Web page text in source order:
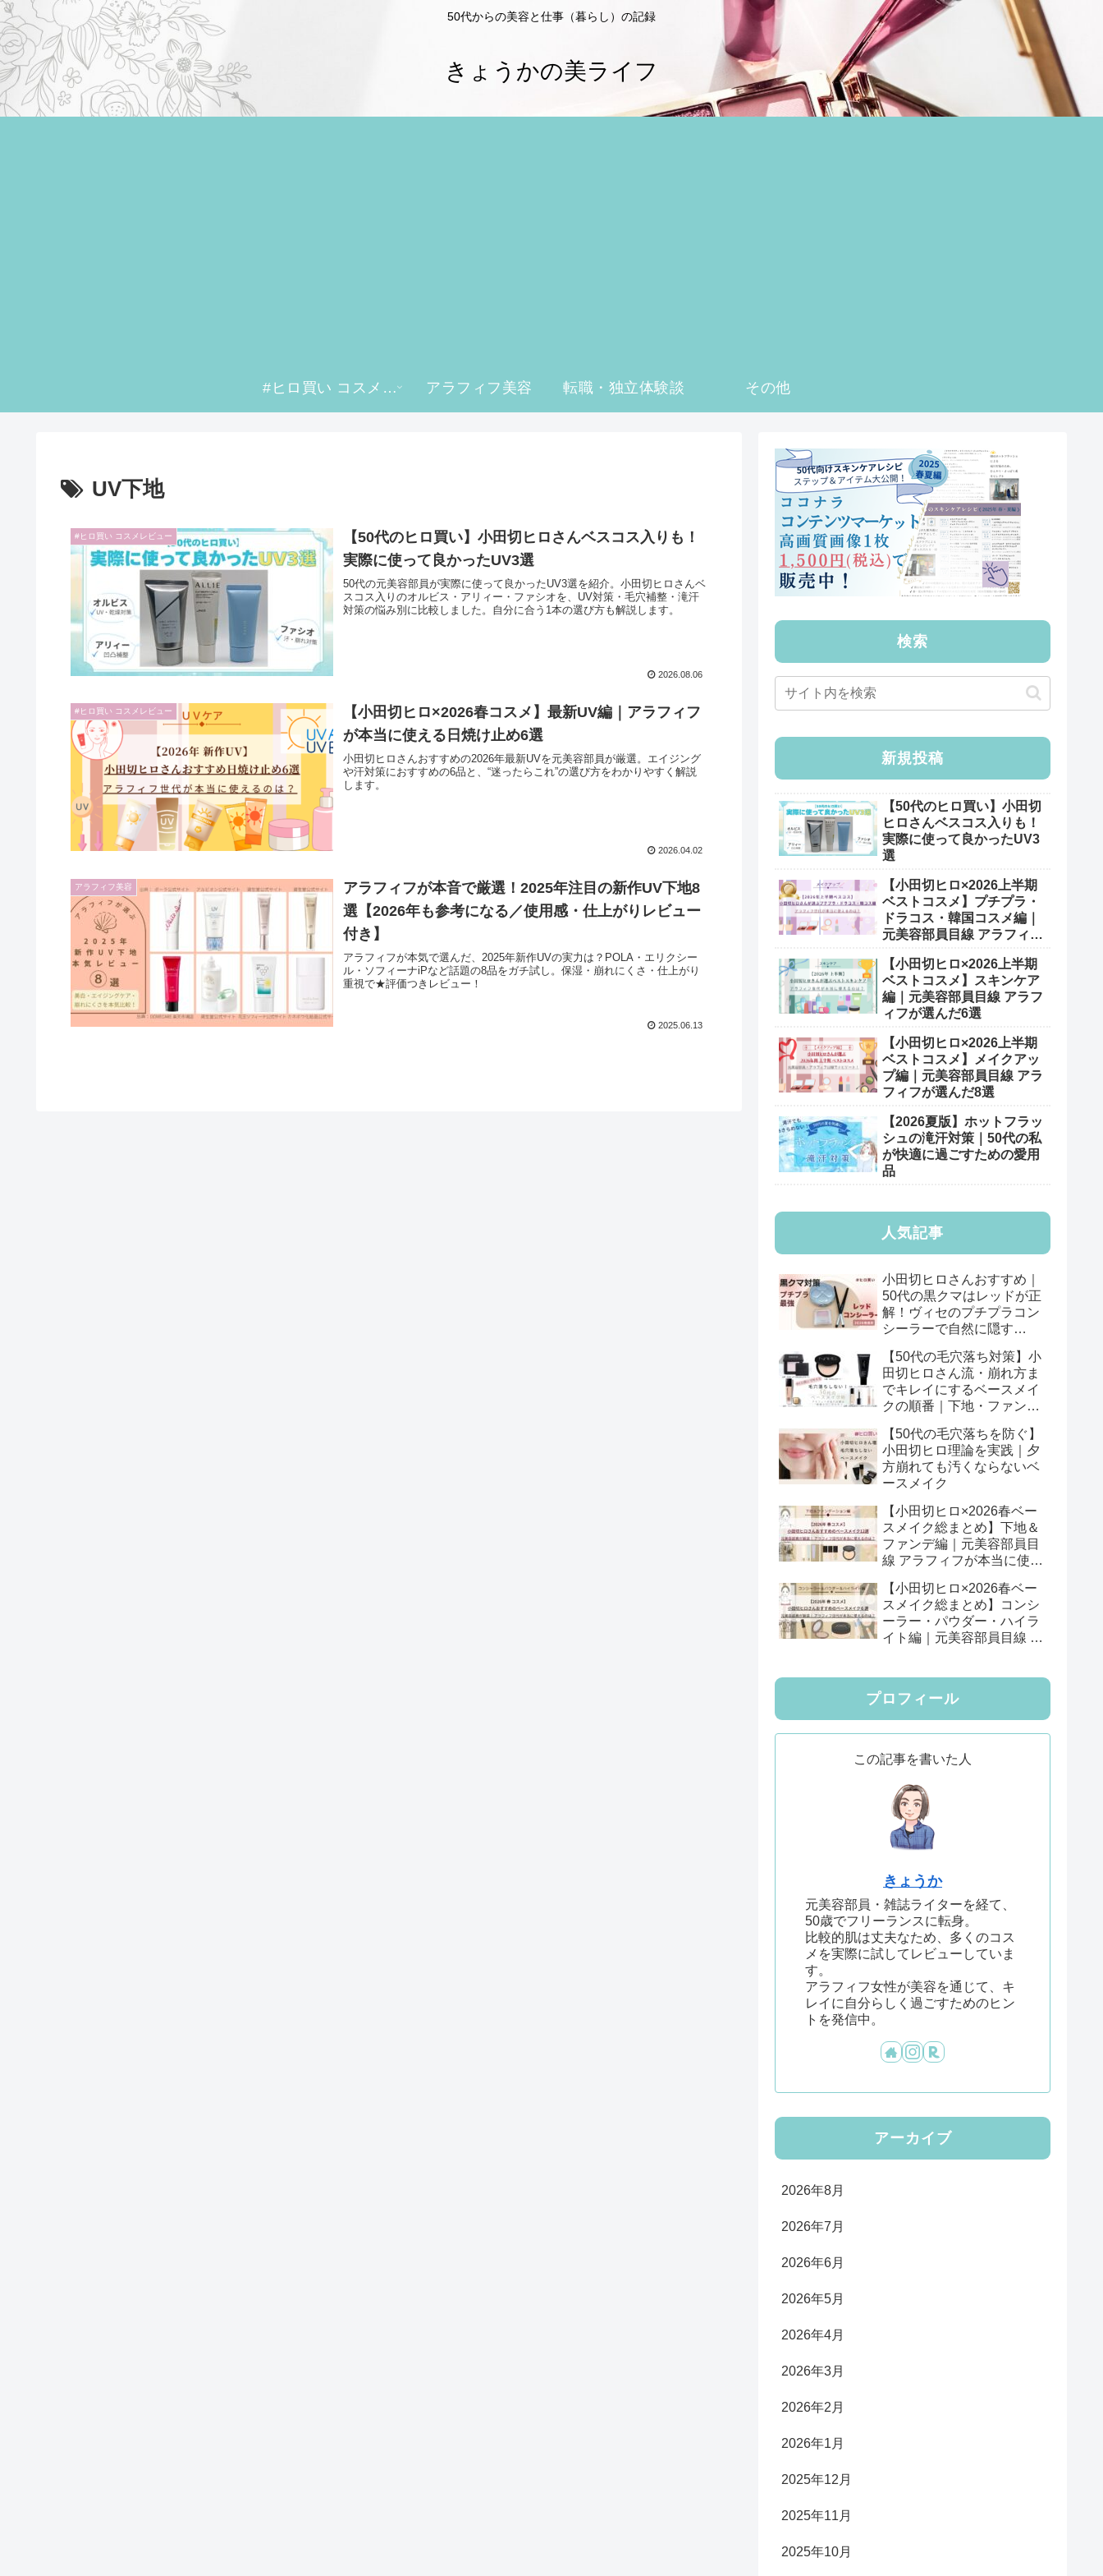
50代からの美容と仕事（暮らし）の記録
きょうかの美ライフ
#ヒロ買い コスメレビュー アラフィフ美容 転職・独立体験談 その他
UV下地
#ヒロ買い コスメレビュー
【50代のヒロ買い】小田切ヒロさんベスコス入りも！
実際に使って良かったUV3選
50代の元美容部員が実際に使って良かったUV3選を紹介。小田切ヒロさんベ
スコス入りのオルビス・アリィー・ファシオを、UV対策・毛穴補整・滝汗
対策の悩み別に比較しました。自分に合う1本の選び方も解説します。
2026.08.06
#ヒロ買い コスメレビュー
【小田切ヒロ×2026春コスメ】最新UV編｜アラフィフ
が本当に使える日焼け止め6選
小田切ヒロさんおすすめの2026年最新UVを元美容部員が厳選。エイジング
や汗対策におすすめの6品と、“迷ったらこれ”の選び方をわかりやすく解説
します。
2026.04.02
アラフィフ美容
アラフィフが本音で厳選！2025年注目の新作UV下地8
選【2026年も参考になる／使用感・仕上がりレビュー
付き】
アラフィフが本気で選んだ、2025年新作UVの実力は？POLA・エリクシー
ル・ソフィーナiPなど話題の8品をガチ試し。保湿・崩れにくさ・仕上がり
重視で★評価つきレビュー！
2025.06.13
検索
新規投稿
【50代のヒロ買い】小田切
ヒロさんベスコス入りも！
実際に使って良かったUV3
選
【小田切ヒロ×2026上半期
ベストコスメ】プチプラ・
ドラコス・韓国コスメ編｜
元美容部員目線 アラフィフ
【小田切ヒロ×2026上半期
ベストコスメ】スキンケア
編｜元美容部員目線 アラフ
ィフが選んだ6選
【小田切ヒロ×2026上半期
ベストコスメ】メイクアッ
プ編｜元美容部員目線 アラ
フィフが選んだ8選
【2026夏版】ホットフラッ
シュの滝汗対策｜50代の私
が快適に過ごすための愛用
品
人気記事
小田切ヒロさんおすすめ｜
50代の黒クマはレッドが正
解！ヴィセのプチプラコン
シーラーで自然に隠す
【50代の毛穴落ち対策】小
田切ヒロさん流・崩れ方ま
でキレイにするベースメイ
クの順番｜下地・ファン
【50代の毛穴落ちを防ぐ】
小田切ヒロ理論を実践｜夕
方崩れても汚くならないベ
ースメイク
【小田切ヒロ×2026春ベー
スメイク総まとめ】下地＆
ファンデ編｜元美容部員目
線 アラフィフが本当に使え
【小田切ヒロ×2026春ベー
スメイク総まとめ】コンシ
ーラー・パウダー・ハイラ
イト編｜元美容部員目線 ア
プロフィール
この記事を書いた人
きょうか
元美容部員・雑誌ライターを経て、
50歳でフリーランスに転身。
比較的肌は丈夫なため、多くのコス
メを実際に試してレビューしていま
す。
アラフィフ女性が美容を通じて、キ
レイに自分らしく過ごすためのヒン
トを発信中。
アーカイブ
2026年8月
2026年7月
2026年6月
2026年5月
2026年4月
2026年3月
2026年2月
2026年1月
2025年12月
2025年11月
2025年10月